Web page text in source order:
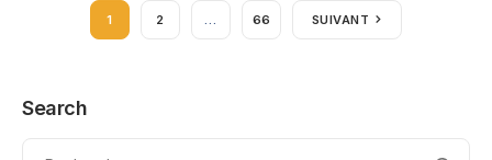
1 2 66 SUIVANT
Search